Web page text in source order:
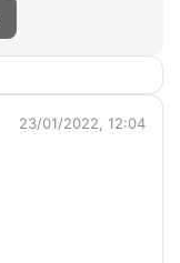
23/01/2022, 12:04